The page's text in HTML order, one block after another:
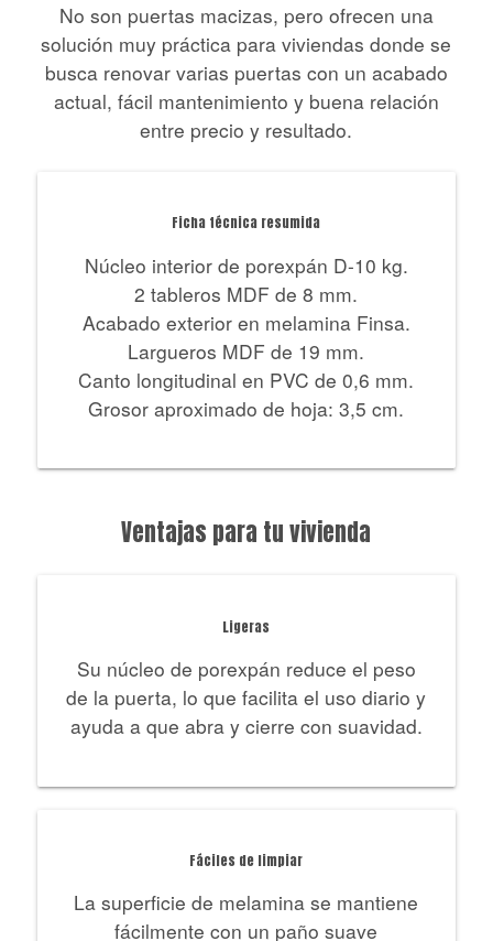
No son puertas macizas, pero ofrecen una
solución muy práctica para viviendas donde se
busca renovar varias puertas con un acabado
actual, fácil mantenimiento y buena relación
entre precio y resultado.
Ficha técnica resumida
Núcleo interior de porexpán D-10 kg.
2 tableros MDF de 8 mm.
Acabado exterior en melamina Finsa.
Largueros MDF de 19 mm.
Canto longitudinal en PVC de 0,6 mm.
Grosor aproximado de hoja: 3,5 cm.
Ventajas para tu vivienda
Ligeras
Su núcleo de porexpán reduce el peso
de la puerta, lo que facilita el uso diario y
ayuda a que abra y cierre con suavidad.
Fáciles de limpiar
La superficie de melamina se mantiene
fácilmente con un paño suave